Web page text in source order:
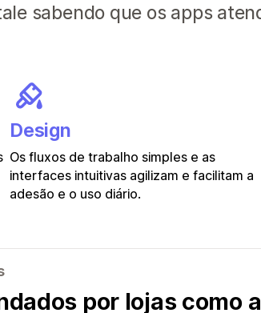
sabendo que os apps
Design
Os fluxos de trabalho simples e as
interfaces intuitivas agilizam e facilitam a
adesão e o uso diário.
por lojas como